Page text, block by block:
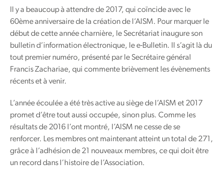
Il y a beaucoup à attendre de 2017, qui coïncide avec le
60ème anniversaire de la création de l’AISM. Pour marquer le
début de cette année charnière, le Secrétariat inaugure son
bulletin d’information électronique, le e-Bulletin. Il s’agit là du
tout premier numéro, présenté par le Secrétaire général
Francis Zachariae, qui commente brièvement les évènements
récents et à venir.
L’année écoulée a été très active au siège de l’AISM et 2017
promet d’être tout aussi occupée, sinon plus. Comme les
résultats de 2016 l’ont montré, l’AISM ne cesse de se
renforcer. Les membres ont maintenant atteint un total de 271,
grâce à l’adhésion de 21 nouveaux membres, ce qui doit être
un record dans l’histoire de l’Association.